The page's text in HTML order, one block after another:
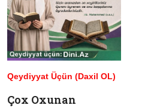
Qeydiyyat Üçün (Daxil OL)
Çox Oxunan